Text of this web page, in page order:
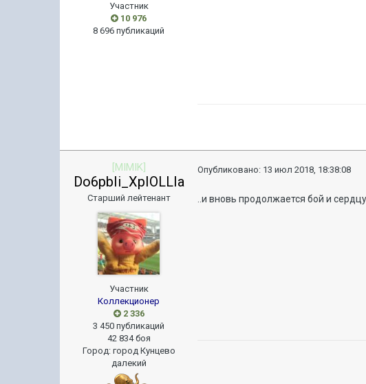
Участник
10 976
8 696 публикаций
[MIMIK]
Do6pbIi_XpIOLLIa
Старший лейтенант
Участник
Коллекционер
2 336
3 450 публикаций
42 834 боя
Город: город Кунцево
далекий
Опубликовано: 13 июл 2018, 18:38:08
..и вновь продолжается бой и